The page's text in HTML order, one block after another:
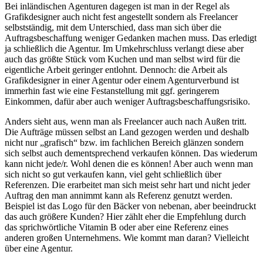
Bei inländischen Agenturen dagegen ist man in der Regel als
Grafikdesigner auch nicht fest angestellt sondern als Freelancer
selbstständig, mit dem Unterschied, dass man sich über die
Auftragsbeschaffung weniger Gedanken machen muss. Das erledigt
ja schließlich die Agentur. Im Umkehrschluss verlangt diese aber
auch das größte Stück vom Kuchen und man selbst wird für die
eigentliche Arbeit geringer entlohnt. Dennoch: die Arbeit als
Grafikdesigner in einer Agentur oder einem Agenturverbund ist
immerhin fast wie eine Festanstellung mit ggf. geringerem
Einkommen, dafür aber auch weniger Auftragsbeschaffungsrisiko.
Anders sieht aus, wenn man als Freelancer auch nach Außen tritt.
Die Aufträge müssen selbst an Land gezogen werden und deshalb
nicht nur „grafisch“ bzw. im fachlichen Bereich glänzen sondern
sich selbst auch dementsprechend verkaufen können. Das wiederum
kann nicht jede/r. Wohl denen die es können! Aber auch wenn man
sich nicht so gut verkaufen kann, viel geht schließlich über
Referenzen. Die erarbeitet man sich meist sehr hart und nicht jeder
Auftrag den man annimmt kann als Referenz genutzt werden.
Beispiel ist das Logo für den Bäcker von nebenan, aber beeindruckt
das auch größere Kunden? Hier zählt eher die Empfehlung durch
das sprichwörtliche Vitamin B oder aber eine Referenz eines
anderen großen Unternehmens. Wie kommt man daran? Vielleicht
über eine Agentur.